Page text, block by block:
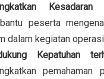
peserta
dalam kegiatan
Kepatuhan
pemahaman